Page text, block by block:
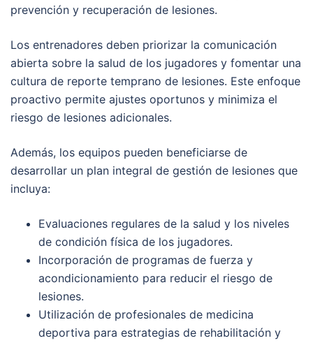
prevención y recuperación de lesiones.
Los entrenadores deben priorizar la comunicación
abierta sobre la salud de los jugadores y fomentar una
cultura de reporte temprano de lesiones. Este enfoque
proactivo permite ajustes oportunos y minimiza el
riesgo de lesiones adicionales.
Además, los equipos pueden beneficiarse de
desarrollar un plan integral de gestión de lesiones que
incluya:
Evaluaciones regulares de la salud y los niveles
de condición física de los jugadores.
Incorporación de programas de fuerza y
acondicionamiento para reducir el riesgo de
lesiones.
Utilización de profesionales de medicina
deportiva para estrategias de rehabilitación y